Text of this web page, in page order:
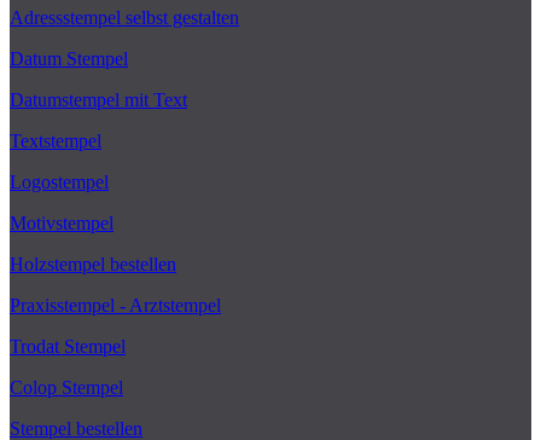
Adressstempel selbst gestalten
Datum Stempel
Datumstempel mit Text
Textstempel
Logostempel
Motivstempel
Holzstempel bestellen
Praxisstempel - Arztstempel
Trodat Stempel
Colop Stempel
Stempel bestellen